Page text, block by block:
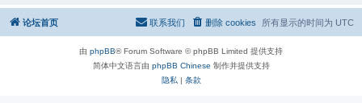
论坛首页 所有显示的时间为 UTC
删除 cookies
联系我们
由 phpBB® Forum Software © phpBB Limited 提供支持
简体中文语言由 phpBB Chinese 制作并提供支持
隐私 | 条款